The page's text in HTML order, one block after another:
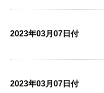
2023年03月07日付
2023年03月07日付